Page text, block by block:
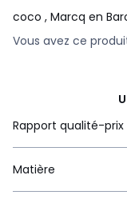
coco , Marcq en
Vous avez ce
Rapport qualité-prix
Matière